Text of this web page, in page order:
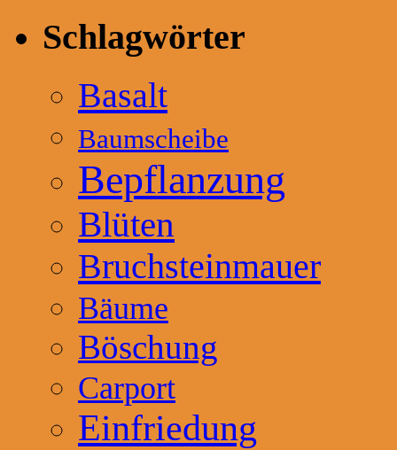
Schlagwörter
Basalt
Baumscheibe
Bepflanzung
Blüten
Bruchsteinmauer
Bäume
Böschung
Carport
Einfriedung